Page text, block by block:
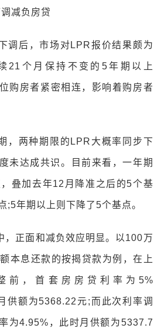
减负房贷
调后，市场对LPR报价结果颇为
21个月保持不变的5年期以上
购房者紧密相连，影响着购房者
，两种期限的LPR大概率同步下
未达成共识。目前来看，一年期
叠加去年12月降准之后的5个基
;5年期以上则下降了5个基点。
，正面和减负效应明显。以100万
本息还款的按揭贷款为例，在上
前，首套房房贷利率为5%
供额为5368.22元;而此次利率调
为4.95%，此时月供额为5337.7